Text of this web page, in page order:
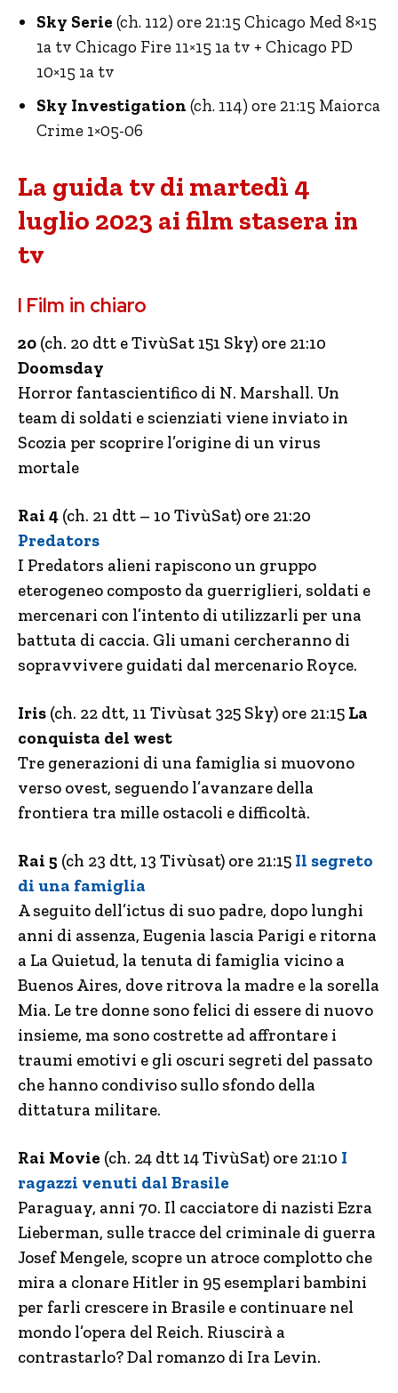
Sky Serie (ch. 112) ore 21:15 Chicago Med 8×15
1a tv Chicago Fire 11×15 1a tv + Chicago PD
10×15 1a tv
Sky Investigation (ch. 114) ore 21:15 Maiorca
Crime 1×05-06
La guida tv di martedì 4
luglio 2023 ai film stasera in
tv
I Film in chiaro
20 (ch. 20 dtt e TivùSat 151 Sky) ore 21:10
Doomsday
Horror fantascientifico di N. Marshall. Un
team di soldati e scienziati viene inviato in
Scozia per scoprire l’origine di un virus
mortale
Rai 4 (ch. 21 dtt – 10 TivùSat) ore 21:20
Predators
I Predators alieni rapiscono un gruppo
eterogeneo composto da guerriglieri, soldati e
mercenari con l’intento di utilizzarli per una
battuta di caccia. Gli umani cercheranno di
sopravvivere guidati dal mercenario Royce.
Iris (ch. 22 dtt, 11 Tivùsat 325 Sky) ore 21:15 La
conquista del west
Tre generazioni di una famiglia si muovono
verso ovest, seguendo l’avanzare della
frontiera tra mille ostacoli e difficoltà.
Rai 5 (ch 23 dtt, 13 Tivùsat) ore 21:15 Il segreto
di una famiglia
A seguito dell’ictus di suo padre, dopo lunghi
anni di assenza, Eugenia lascia Parigi e ritorna
a La Quietud, la tenuta di famiglia vicino a
Buenos Aires, dove ritrova la madre e la sorella
Mia. Le tre donne sono felici di essere di nuovo
insieme, ma sono costrette ad affrontare i
traumi emotivi e gli oscuri segreti del passato
che hanno condiviso sullo sfondo della
dittatura militare.
Rai Movie (ch. 24 dtt 14 TivùSat) ore 21:10 I
ragazzi venuti dal Brasile
Paraguay, anni 70. Il cacciatore di nazisti Ezra
Lieberman, sulle tracce del criminale di guerra
Josef Mengele, scopre un atroce complotto che
mira a clonare Hitler in 95 esemplari bambini
per farli crescere in Brasile e continuare nel
mondo l’opera del Reich. Riuscirà a
contrastarlo? Dal romanzo di Ira Levin.